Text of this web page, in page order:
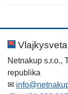
Hodnotenie:
Meno:*
Meno:
E-mail:*
Netnakup s.r.o.,
republika
✉